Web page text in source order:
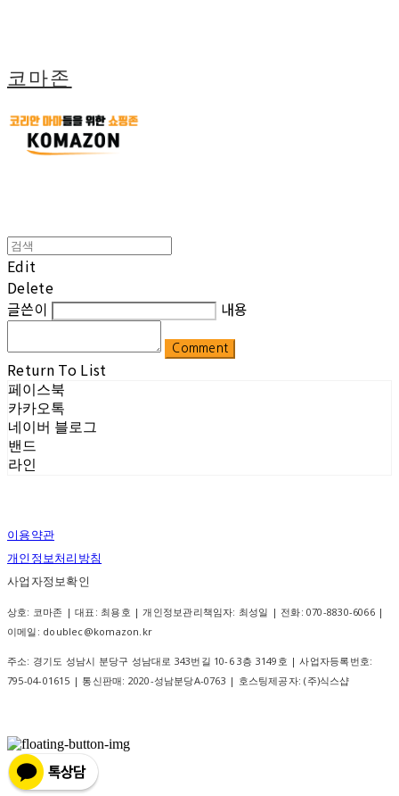
코마존
Edit
Delete
글쓴이
내용
Comment
Return To List
페이스북
카카오톡
네이버 블로그
밴드
라인
이용약관
개인정보처리방침
사업자정보확인
상호: 코마존 | 대표: 최용호 | 개인정보관리책임자: 최성일 | 전화: 070-8830-6066 |
이메일: doublec@komazon.kr
주소: 경기도 성남시 분당구 성남대로 343번길 10-6 3층 3149호 | 사업자등록번호:
795-04-01615 | 통신판매: 2020-성남분당A-0763 | 호스팅제공자: (주)식스샵